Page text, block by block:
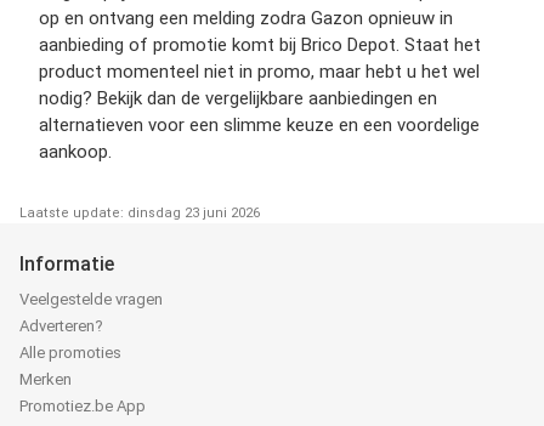
op en ontvang een melding zodra Gazon opnieuw in
aanbieding of promotie komt bij Brico Depot. Staat het
product momenteel niet in promo, maar hebt u het wel
nodig? Bekijk dan de vergelijkbare aanbiedingen en
alternatieven voor een slimme keuze en een voordelige
aankoop.
Laatste update: dinsdag 23 juni 2026
Informatie
Veelgestelde vragen
Adverteren?
Alle promoties
Merken
Promotiez.be App